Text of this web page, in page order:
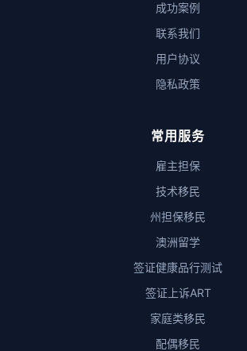
成功案例
联系我们
用户协议
隐私政策
常用服务
雇主担保
技术移民
州担保移民
澳洲留学
签证健康品行测试
签证上诉ART
家庭类移民
配偶移民